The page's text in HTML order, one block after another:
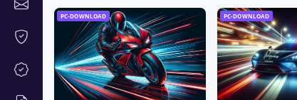
PC-DOWNLOAD PC-DOWNLOAD